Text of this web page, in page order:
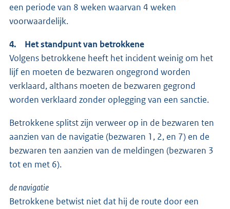
een periode van 8 weken waarvan 4 weken
voorwaardelijk.
4. Het standpunt van betrokkene
Volgens betrokkene heeft het incident weinig om het
lijf en moeten de bezwaren ongegrond worden
verklaard, althans moeten de bezwaren gegrond
worden verklaard zonder oplegging van een sanctie.
Betrokkene splitst zijn verweer op in de bezwaren ten
aanzien van de navigatie (bezwaren 1, 2, en 7) en de
bezwaren ten aanzien van de meldingen (bezwaren 3
tot en met 6).
de navigatie
Betrokkene betwist niet dat hij de route door een